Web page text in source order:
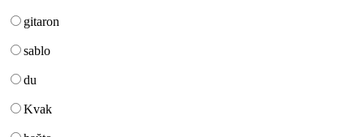
gitaron
sablo
du
Kvak